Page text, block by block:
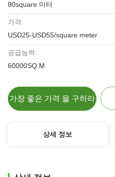
80square 미터
가격:
USD25-USD55/square meter
공급능력:
60000SQ.M
가장 좋은 가격 을 구하라
상세 정보